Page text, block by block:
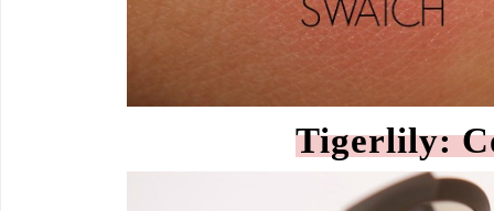
Tigerlily: